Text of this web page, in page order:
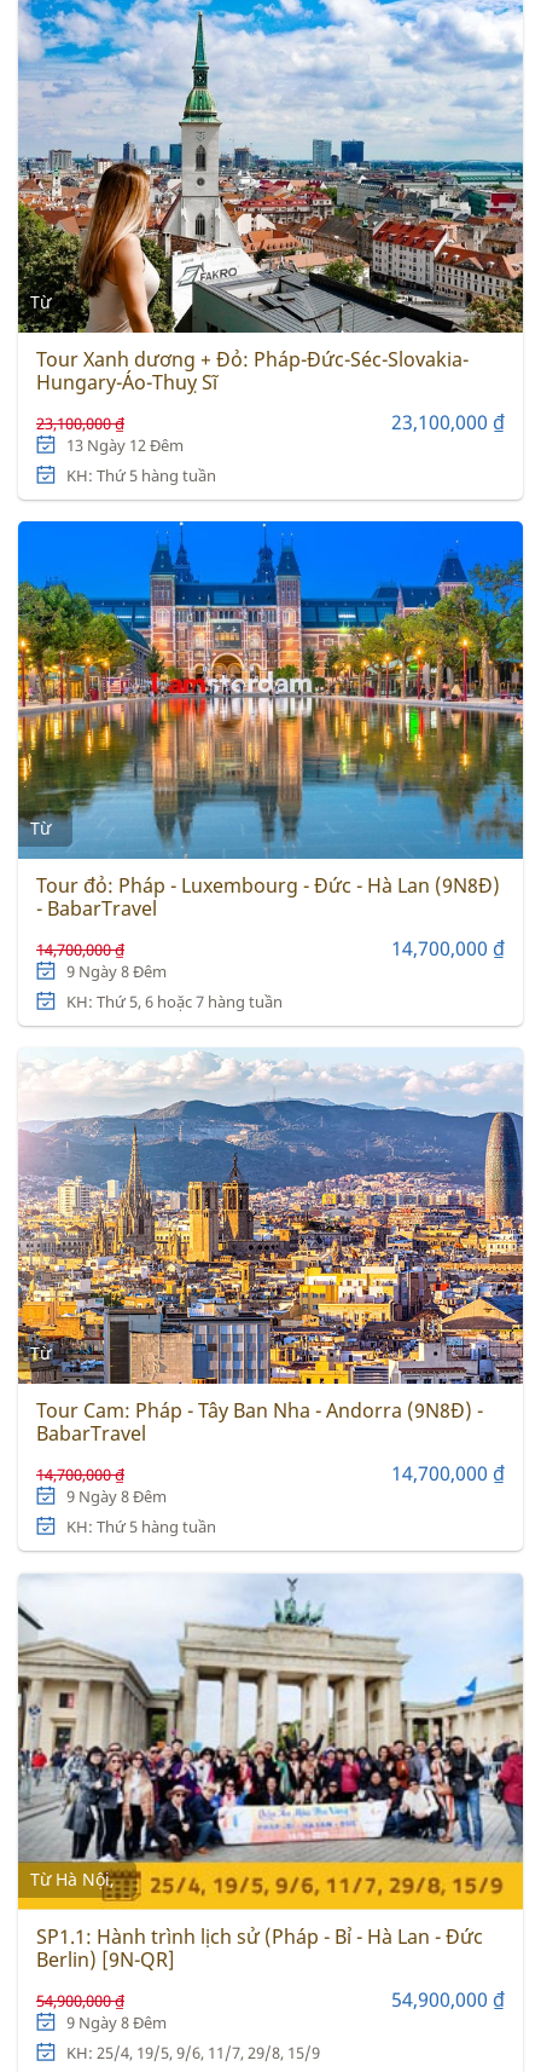
Từ
Tour Xanh dương + Đỏ: Pháp-Đức-Séc-Slovakia-
Hungary-Áo-Thuỵ Sĩ
23,100,000 ₫ 23,100,000 ₫
13 Ngày 12 Đêm
KH: Thứ 5 hàng tuần
Từ
Tour đỏ: Pháp - Luxembourg - Đức - Hà Lan (9N8Đ)
- BabarTravel
14,700,000 ₫ 14,700,000 ₫
9 Ngày 8 Đêm
KH: Thứ 5, 6 hoặc 7 hàng tuần
Từ
Tour Cam: Pháp - Tây Ban Nha - Andorra (9N8Đ) -
BabarTravel
14,700,000 ₫ 14,700,000 ₫
9 Ngày 8 Đêm
KH: Thứ 5 hàng tuần
Từ Hà Nội,
SP1.1: Hành trình lịch sử (Pháp - Bỉ - Hà Lan - Đức
Berlin) [9N-QR]
54,900,000 ₫ 54,900,000 ₫
9 Ngày 8 Đêm
KH: 25/4, 19/5, 9/6, 11/7, 29/8, 15/9